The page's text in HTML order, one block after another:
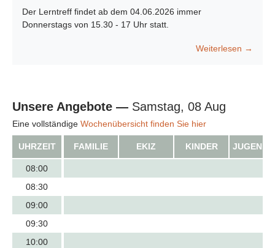
Der Lerntreff findet ab dem 04.06.2026 immer
Donnerstags von 15.30 - 17 Uhr statt.
Weiterlesen →
Unsere Angebote — Samstag, 08 Aug
Eine vollständige Wochenübersicht finden Sie hier
UHRZEIT
08:00
08:30
09:00
09:30
10:00
FAMILIE EKIZ KINDER